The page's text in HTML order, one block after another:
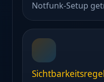
Notfunk-Setup